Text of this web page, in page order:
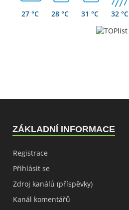
27 °C 28 °C 31 °C 32 °C
ZÁKLADNÍ INFORMACE
Registrace
Přihlásit se
Zdroj kanálů (příspěvky)
Kanál komentářů